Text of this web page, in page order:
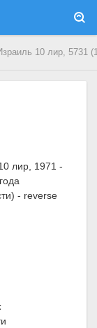
10 лир, 5731